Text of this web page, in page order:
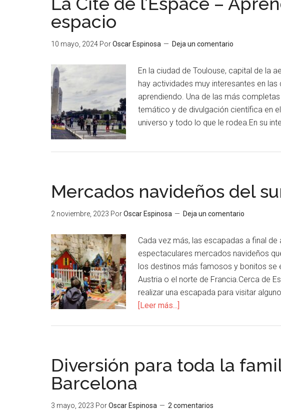
espacio
10 mayo, 2024 PorOscar Espinosa Deja un comentario
En la ciudad de Toulouse, capital de la
hay actividades muy interesantes en
aprendiendo. Una de las más
temático y de divulgación científica en
universo y todo lo que le rodea.En su
Mercados navideños del
2 noviembre, 2023 PorOscar Espinosa Deja un comentario
Cada vez más, las escapadas a final
espectaculares mercados navideños
los destinos más famosos y bonitos se
Austria o el norte de Francia.Cerca de
realizar una escapada para visitar
[Leer más...]
Diversión para toda la
Barcelona
3 mayo, 2023 PorOscar Espinosa 2 comentarios